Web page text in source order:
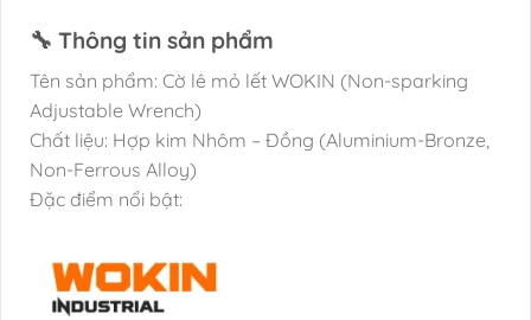
🔧 Thông tin sản phẩm
Tên sản phẩm: Cờ lê mỏ lết WOKIN (Non-sparking
Adjustable Wrench)
Chất liệu: Hợp kim Nhôm – Đồng (Aluminium-Bronze,
Non-Ferrous Alloy)
Đặc điểm nổi bật: